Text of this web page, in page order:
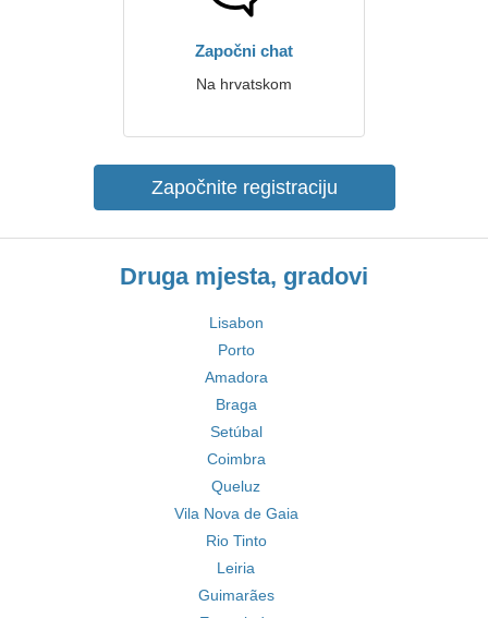
Započni chat
Na hrvatskom
Započnite registraciju
Druga mjesta, gradovi
Lisabon
Porto
Amadora
Braga
Setúbal
Coimbra
Queluz
Vila Nova de Gaia
Rio Tinto
Leiria
Guimarães